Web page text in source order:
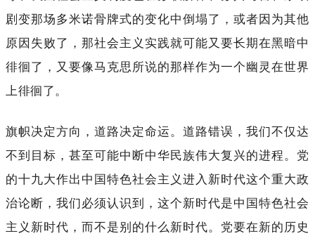
剧变那场多米诺骨牌式的变化中倒塌了，或者因为其他
原因失败了，那社会主义实践就可能又要长期在黑暗中
徘徊了，又要像马克思所说的那样作为一个幽灵在世界
上徘徊了。
旗帜决定方向，道路决定命运。道路错误，我们不仅达
不到目标，甚至可能中断中华民族伟大复兴的进程。党
的十九大作出中国特色社会主义进入新时代这个重大政
治论断，我们必须认识到，这个新时代是中国特色社会
主义新时代，而不是别的什么新时代。党要在新的历史